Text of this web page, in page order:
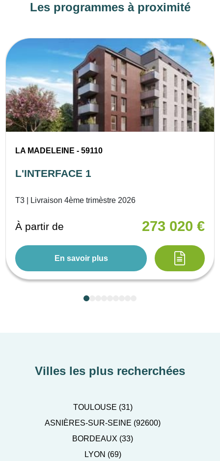
Les programmes à proximité
LA MADELEINE - 59110
L'INTERFACE 1
T3 | Livraison 4ème trimèstre 2026
À partir de 273 020 €
En savoir plus
Villes les plus recherchées
TOULOUSE (31)
ASNIÈRES-SUR-SEINE (92600)
BORDEAUX (33)
LYON (69)